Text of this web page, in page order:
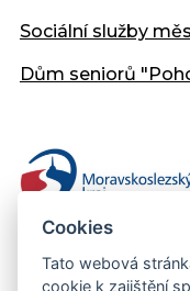
Sociální služby
Dům seniorů
Cookies
Tato webová
cookie k zajištění